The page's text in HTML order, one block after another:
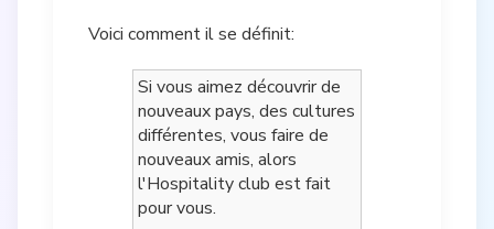
Voici comment il se définit:
Si vous aimez découvrir de
nouveaux pays, des cultures
différentes, vous faire de
nouveaux amis, alors
l'Hospitality club est fait
pour vous.